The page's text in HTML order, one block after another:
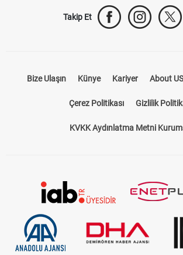
Canlı İzle iddaa Sonuçları
Künye Kariyer About US
Çerez Politikası Gizlilik